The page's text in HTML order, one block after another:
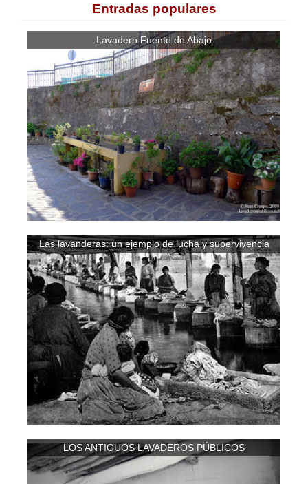
Entradas populares
Lavadero Fuente de Abajo
Las lavanderas: un ejemplo de lucha y supervivencia
LOS ANTIGUOS LAVADEROS PÚBLICOS